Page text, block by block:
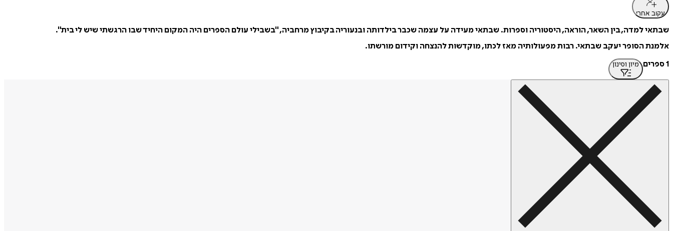
עקוב אחרי
שבתאי למדה, בין השאר, הוראה, היסטוריה וספרות. שבתאי מעידה על עצמה שכבר בילדותה ובנעוריה בקיבוץ מרחביה, "בשבילי עולם הספרים היה המקום היחיד שבו הרגשתי שיש לי בית".
אלמנת הסופר יעקב שבתאי. רבות מפעולותיה מאז לכתו, מוקדשות להנצחה וקידום מורשתו.
1 ספרים
מיון וסינון